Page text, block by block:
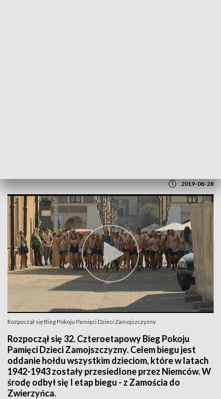
2019-08-28
Rozpoczął się Bieg Pokoju Pamięci Dzieci Zamojszczyzny
Rozpoczął się 32. Czteroetapowy Bieg Pokoju
Pamięci Dzieci Zamojszczyzny. Celem biegu jest
oddanie hołdu wszystkim dzieciom, które w latach
1942-1943 zostały przesiedlone przez Niemców. W
środę odbył się I etap biegu - z Zamościa do
Zwierzyńca.